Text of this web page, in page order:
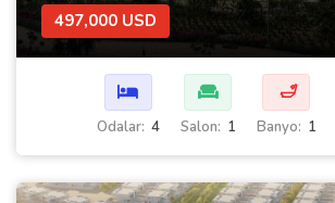
497,000 USD
Odalar: 4 Salon: 1
🛁
Banyo: 1